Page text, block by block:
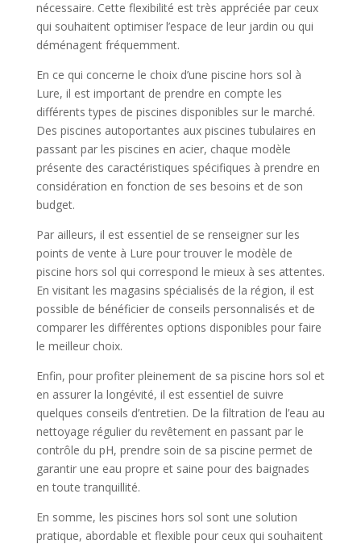
nécessaire. Cette flexibilité est très appréciée par ceux
qui souhaitent optimiser l’espace de leur jardin ou qui
déménagent fréquemment.
En ce qui concerne le choix d’une piscine hors sol à
Lure, il est important de prendre en compte les
différents types de piscines disponibles sur le marché.
Des piscines autoportantes aux piscines tubulaires en
passant par les piscines en acier, chaque modèle
présente des caractéristiques spécifiques à prendre en
considération en fonction de ses besoins et de son
budget.
Par ailleurs, il est essentiel de se renseigner sur les
points de vente à Lure pour trouver le modèle de
piscine hors sol qui correspond le mieux à ses attentes.
En visitant les magasins spécialisés de la région, il est
possible de bénéficier de conseils personnalisés et de
comparer les différentes options disponibles pour faire
le meilleur choix.
Enfin, pour profiter pleinement de sa piscine hors sol et
en assurer la longévité, il est essentiel de suivre
quelques conseils d’entretien. De la filtration de l’eau au
nettoyage régulier du revêtement en passant par le
contrôle du pH, prendre soin de sa piscine permet de
garantir une eau propre et saine pour des baignades
en toute tranquillité.
En somme, les piscines hors sol sont une solution
pratique, abordable et flexible pour ceux qui souhaitent